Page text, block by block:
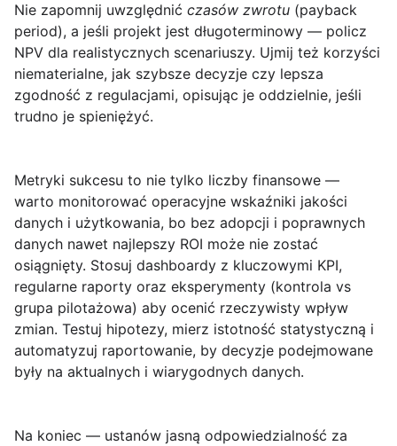
Nie zapomnij uwzględnić czasów zwrotu (payback
period), a jeśli projekt jest długoterminowy — policz
NPV dla realistycznych scenariuszy. Ujmij też korzyści
niematerialne, jak szybsze decyzje czy lepsza
zgodność z regulacjami, opisując je oddzielnie, jeśli
trudno je spieniężyć.
Metryki sukcesu to nie tylko liczby finansowe —
warto monitorować operacyjne wskaźniki jakości
danych i użytkowania, bo bez adopcji i poprawnych
danych nawet najlepszy ROI może nie zostać
osiągnięty. Stosuj dashboardy z kluczowymi KPI,
regularne raporty oraz eksperymenty (kontrola vs
grupa pilotażowa) aby ocenić rzeczywisty wpływ
zmian. Testuj hipotezy, mierz istotność statystyczną i
automatyzuj raportowanie, by decyzje podejmowane
były na aktualnych i wiarygodnych danych.
Na koniec — ustanów jasną odpowiedzialność za